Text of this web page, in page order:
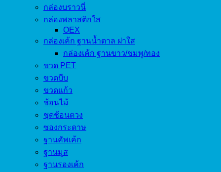
กล่องบราวนี่
กล่องพลาสติกใส
OEX
กล่องเค้ก ฐานน้ำตาล ฝาใส
กล่องเค้ก ฐานขาว/ชมพู/ทอง
ขวด PET
ขวดบีบ
ขวดแก้ว
ช้อนไม้
ชุดช้อนตวง
ซองกระดาษ
ฐานคัพเค้ก
ฐานมูส
ฐานรองเค้ก